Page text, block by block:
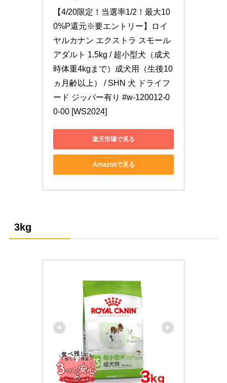
【4/20限定！当選率1/2！最大10
0%P還元※要エントリー】ロイ
ヤルカナン エクストラ スモール
アダルト 1.5kg / 超小型犬（成犬
時体重4kgまで）成犬用（生後10
ヵ月齢以上） / SHN 犬 ドライフ
ード ジッパー有り #w-120012-0
0-00 [WS2024]
楽天市場で見る
Amazonで見る
3kg